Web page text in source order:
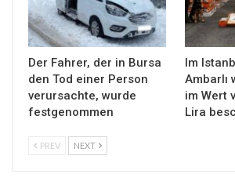
Der Fahrer, der in Bursa
den Tod einer Person
verursachte, wurde
festgenommen
Im
Ambarlı
im Wert
Lira
PREV NEXT